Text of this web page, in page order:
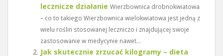
lecznicze działanie Wierzbownica drobnokwiatowa
– co to takiego Wierzbownica wielokwiatowa jest jedną z
wielu roślin stosowanej leczniczo i znajdującej swoje
zastosowanie w medycynie nawet...
Jak skutecznie zrzucać kilogramy – dieta